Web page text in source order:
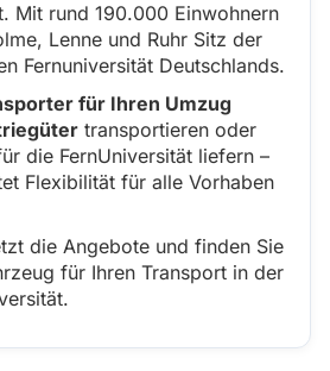
Mit rund 190.000 Einwohnern
Lenne und Ruhr Sitz der
Fernuniversität Deutschlands.
für Ihren Umzug
transportieren oder
die FernUniversität liefern –
Flexibilität für alle Vorhaben
die Angebote und finden Sie
für Ihren Transport in der